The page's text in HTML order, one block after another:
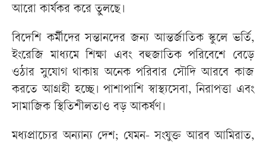
আরো কার্যকর করে তুলছে।
বিদেশি কর্মীদের সন্তানদের জন্য আন্তর্জাতিক স্কুলে ভর্তি,
ইংরেজি মাধ্যমে শিক্ষা এবং বহুজাতিক পরিবেশে বেড়ে
ওঠার সুযোগ থাকায় অনেক পরিবার সৌদি আরবে কাজ
করতে আগ্রহী হচ্ছে। পাশাপাশি স্বাস্থ্যসেবা, নিরাপত্তা এবং
সামাজিক স্থিতিশীলতাও বড় আকর্ষণ।
মধ্যপ্রাচ্যের অন্যান্য দেশ; যেমন- সংযুক্ত আরব আমিরাত,